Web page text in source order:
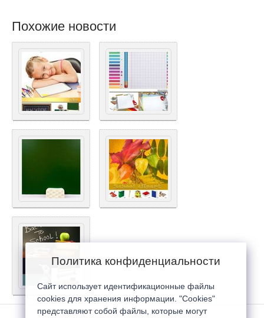
Похожие новости
Политика конфиденциальности
Сайт использует идентификационные файлы
cookies для хранения информации. "Cookies"
представляют собой файлы, которые могут